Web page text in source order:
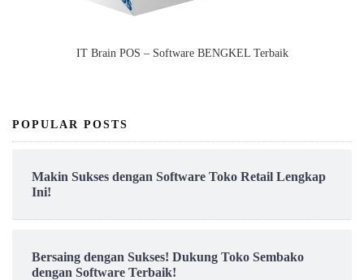
IT Brain POS – Software BENGKEL Terbaik
POPULAR POSTS
Makin Sukses dengan Software Toko Retail Lengkap
Ini!
Bersaing dengan Sukses! Dukung Toko Sembako
dengan Software Terbaik!